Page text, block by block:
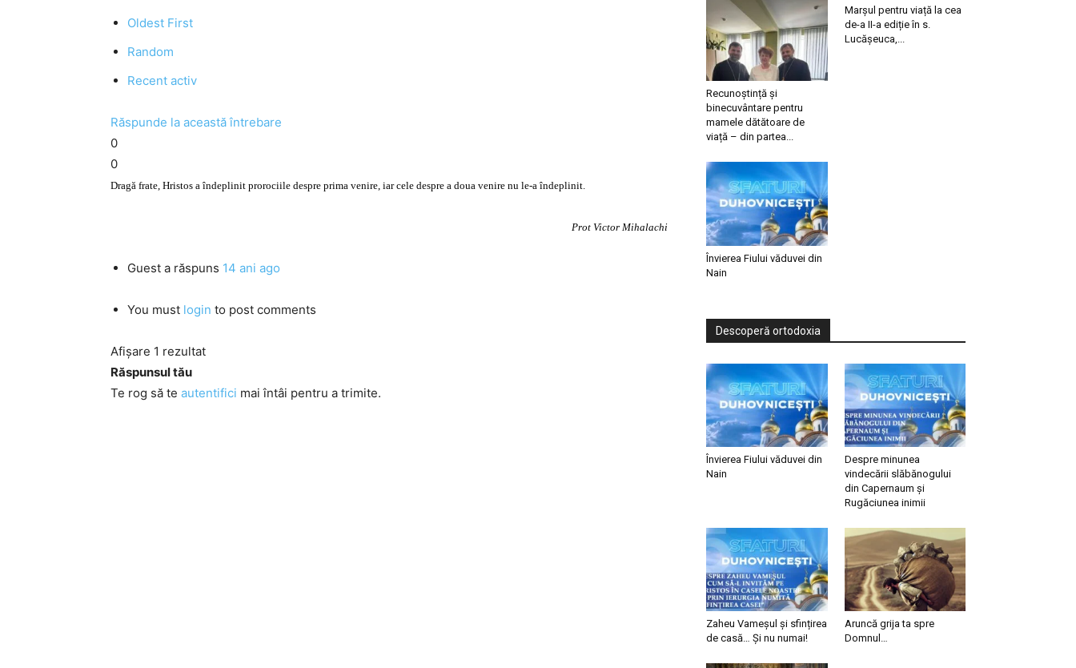
Oldest First
Random
Recent activ
Răspunde la această întrebare
0
0
Dragă frate, Hristos a îndeplinit prorociile despre prima venire, iar cele despre a doua venire nu le-a îndeplinit.
Prot Victor Mihalachi
Guest a răspuns 14 ani ago
You must login to post comments
Afișare 1 rezultat
Răspunsul tău
Te rog să te autentifici mai întâi pentru a trimite.
Recunoștință și
binecuvântare pentru
mamele dătătoare de
viață – din partea...
Marșul pentru viață la cea
de-a II-a ediție în s.
Lucășeuca,...
Învierea Fiului văduvei din
Nain
Descoperă ortodoxia
Învierea Fiului văduvei din
Nain
Despre minunea
vindecării slăbănogului
din Capernaum și
Rugăciunea inimii
Zaheu Vameșul și sfințirea
de casă… Și nu numai!
Aruncă grija ta spre
Domnul…